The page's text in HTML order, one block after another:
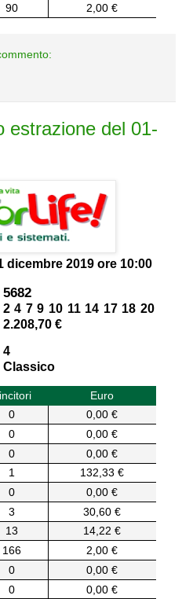
90 2,00 €
estrazione del 01-
dicembre 2019 ore 10:00
5682
2 4 7 9 10 11 14 17 18 20
2.208,70 €
4
Classico
Euro
0
0,00 €
0
0,00 €
0
0,00 €
1
132,33 €
0
0,00 €
3
30,60 €
13
14,22 €
166
2,00 €
0
0,00 €
0
0,00 €